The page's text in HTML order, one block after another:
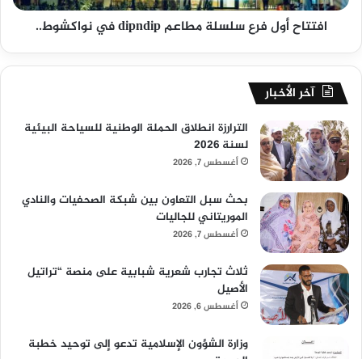
افتتاح أول فرع سلسلة مطاعم dipndip في نواكشوط..
آخر الأخبار
الترارزة انطلاق الحملة الوطنية للسياحة البيئية
لسنة 2026
أغسطس 7, 2026
بحث سبل التعاون بين شبكة الصحفيات والنادي
الموريتاني للجاليات
أغسطس 7, 2026
ثلاث تجارب شعرية شبابية على منصة “تراتيل
الأصيل
أغسطس 6, 2026
وزارة الشؤون الإسلامية تدعو إلى توحيد خطبة